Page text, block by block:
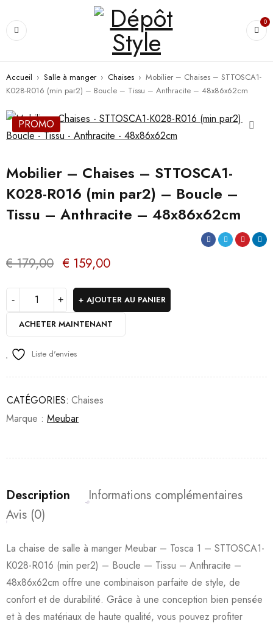
0
Accueil › Salle à manger › Chaises › Mobilier – Chaises – STTOSCA1-
K028-R016 (min par2) – Boucle – Tissu – Anthracite – 48x86x62cm
PROMO
Mobilier – Chaises – STTOSCA1-
K028-R016 (min par2) – Boucle –
Tissu – Anthracite – 48x86x62cm
€179,00 € 159,00
AJOUTER AU PANIER
ACHETER MAINTENANT
Liste d'envies
CATÉGORIES: Chaises
Marque : Meubar
Description
Informations complémentaires
Avis (0)
La chaise de salle à manger Meubar – Tosca 1 – STTOSCA1-
K028-R016 (min per2) – Boucle — Tissu – Anthracite –
48x86x62cm offre une combinaison parfaite de style, de
confort et de durabilité. Grâce à une conception bien pensée
et à des matériaux de haute qualité, vous pouvez profiter